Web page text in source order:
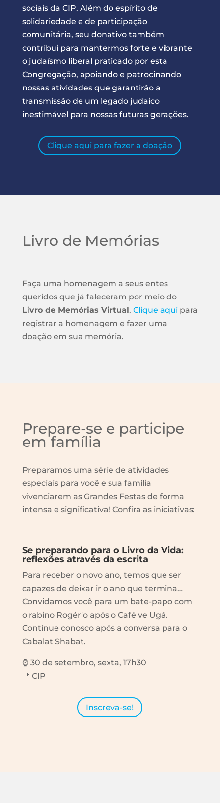
sociais da CIP. Além do espírito de
solidariedade e de participação
comunitária, seu donativo também
contribui para mantermos forte e vibrante
o judaísmo liberal praticado por esta
Congregação, apoiando e patrocinando
nossas atividades que garantirão a
transmissão de um legado judaico
inestimável para nossas futuras gerações.
Clique aqui para fazer a doação
Livro de Memórias
Faça uma homenagem a seus entes
queridos que já faleceram por meio do
Livro de Memórias Virtual . Clique aquipara
registrar a homenagem e fazer uma
doação em sua memória.
Prepare-se e participe
em família
Preparamos uma série de atividades
especiais para você e sua família
vivenciarem as Grandes Festas de forma
intensa e significativa! Confira as iniciativas:
Se preparando para o Livro da Vida:
reflexões através da escrita
Para receber o novo ano, temos que ser
capazes de deixar ir o ano que termina…
Convidamos você para um bate-papo com
o rabino Rogério após o Café ve Ugá.
Continue conosco após a conversa para o
Cabalat Shabat.
⌚ 30 de setembro, sexta, 17h30
📍 CIP
Inscreva-se!